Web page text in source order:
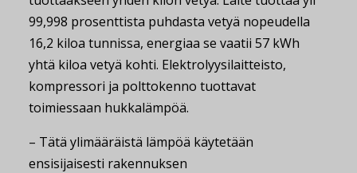
99,998 prosenttista puhdasta vetyä nopeudella
16,2 kiloa tunnissa, energiaa se vaatii 57 kWh
yhtä kiloa vetyä kohti. Elektrolyysilaitteisto,
kompressori ja polttokenno tuottavat
toimiessaan hukkalämpöä.
– Tätä ylimääräistä lämpöä käytetään
ensisijaisesti rakennuksen